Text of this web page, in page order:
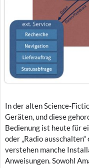
In der alten Science-
Geräten, und diese
Bedienung ist heute für
oder „Radio
verstehen manche
Anweisungen. Sowohl